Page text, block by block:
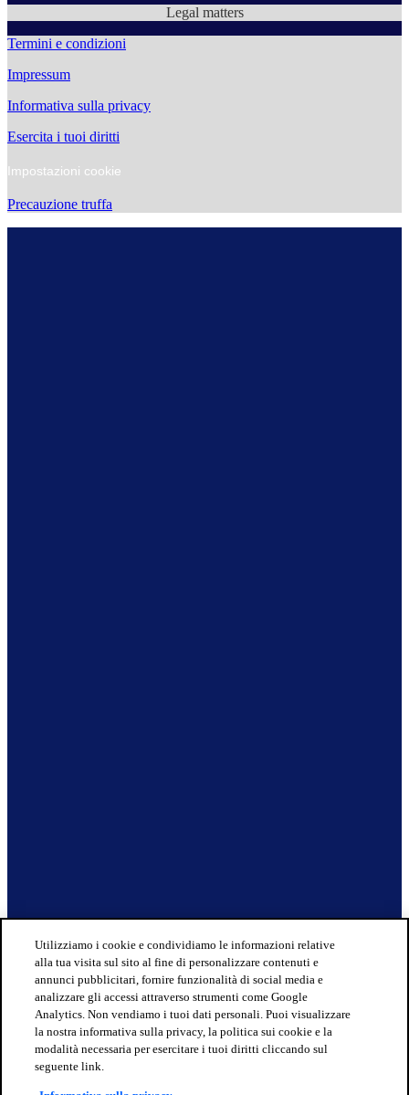
Legal matters
Termini e condizioni
Impressum
Informativa sulla privacy
Esercita i tuoi diritti
Impostazioni cookie
Precauzione truffa
Utilizziamo i cookie e condividiamo le informazioni relative
alla tua visita sul sito al fine di personalizzare contenuti e
annunci pubblicitari, fornire funzionalità di social media e
analizzare gli accessi attraverso strumenti come Google
Analytics. Non vendiamo i tuoi dati personali. Puoi visualizzare
la nostra informativa sulla privacy, la politica sui cookie e la
modalità necessaria per esercitare i tuoi diritti cliccando sul
seguente link.